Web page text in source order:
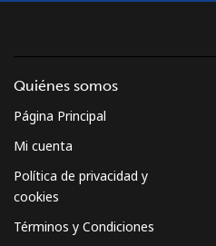
Quiénes somos
Página Principal
Mi cuenta
Política de privacidad y
cookies
Términos y Condiciones